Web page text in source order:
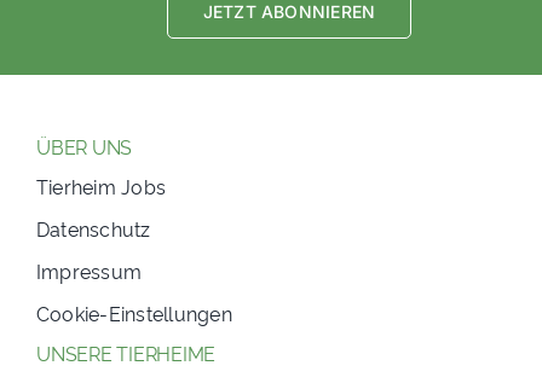
JETZT ABONNIEREN
ÜBER UNS
Tierheim Jobs
Datenschutz
Impressum
Cookie-Einstellungen
UNSERE TIERHEIME